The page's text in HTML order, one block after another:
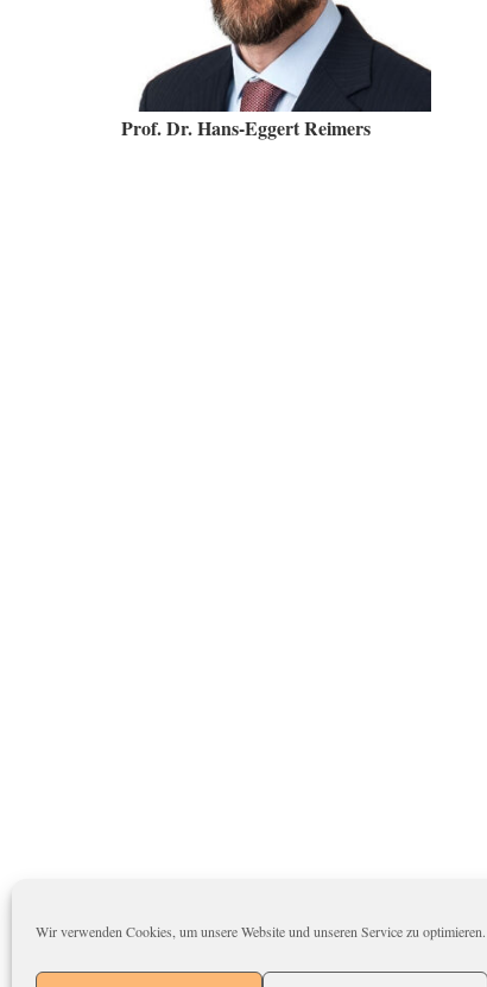
Wir verwenden Cookies, um unsere Website und unseren Service zu optimieren.
Prof. Dr. Hans-Eggert Reimers